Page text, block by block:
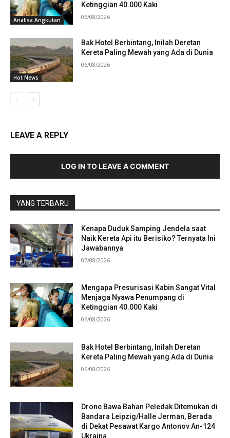
Analisa Angkutan
Ketinggian 40.000 Kaki
06/08/2026
Hot News
Bak Hotel Berbintang, Inilah Deretan
Kereta Paling Mewah yang Ada di Dunia
06/08/2026
LEAVE A REPLY
LOG IN TO LEAVE A COMMENT
YANG TERBARU
Kenapa Duduk Samping Jendela saat
Naik Kereta Api itu Berisiko? Ternyata Ini
Jawabannya
07/08/2026
Mengapa Presurisasi Kabin Sangat Vital
Menjaga Nyawa Penumpang di
Ketinggian 40.000 Kaki
06/08/2026
Bak Hotel Berbintang, Inilah Deretan
Kereta Paling Mewah yang Ada di Dunia
06/08/2026
Drone Bawa Bahan Peledak Ditemukan di
Bandara Leipzig/Halle Jerman, Berada
di Dekat Pesawat Kargo Antonov An-124
Ukraina